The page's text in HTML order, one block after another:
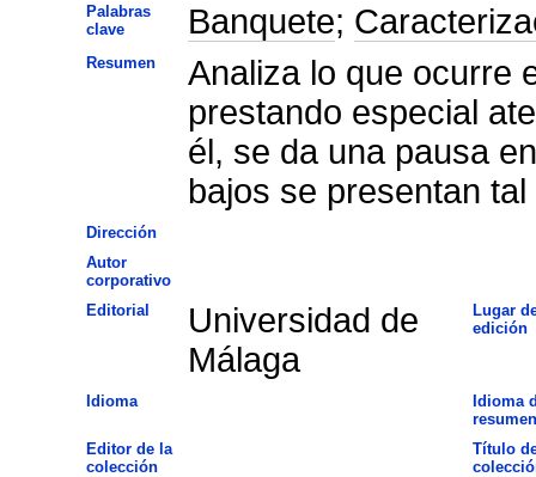
Palabras
clave
Banquete;
Resumen
Analiza lo que ocurre
prestando especial
él, se da una pausa
bajos se presentan
Dirección
Autor
corporativo
Editorial
Universidad de
Málaga
Lugar
edición
Idioma
Idioma
resumen
Editor de la
colección
Título